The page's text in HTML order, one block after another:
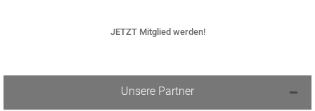
JETZT Mitglied werden!
Unsere Partner